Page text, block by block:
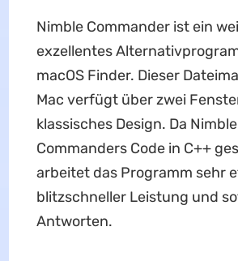
Nimble Commander ist ein
exzellentes
macOS Finder. Dieser
Mac verfügt über zwei
klassisches Design. Da Nimble
Commanders Code in C++
arbeitet das Programm sehr
blitzschneller Leistung und
Antworten.